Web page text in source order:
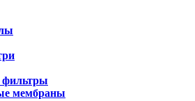
мембраны